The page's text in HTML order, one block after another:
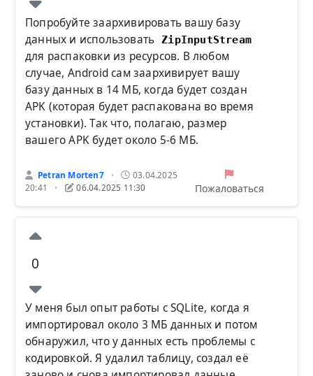
Попробуйте заархивировать вашу базу
данных и использовать
ZipInputStream
для распаковки из ресурсов. В любом
случае, Android сам заархивирует вашу
базу данных в 14 МБ, когда будет создан
APK (которая будет распакована во время
установки). Так что, полагаю, размер
вашего APK будет около 5-6 МБ.
Petran Morten7 •
03.04.2025
20:41
• 06.04.2025 11:30 Пожаловаться
0
У меня был опыт работы с SQLite, когда я
импортировал около 3 МБ данных и потом
обнаружил, что у данных есть проблемы с
кодировкой. Я удалил таблицу, создал её